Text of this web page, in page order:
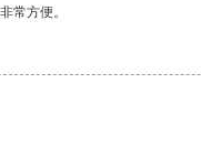
常方便。